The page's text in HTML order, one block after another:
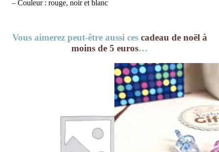
– Couleur : rouge, noir et blanc
Vous aimerez peut-être aussi ces cadeau de noël à
moins de 5 euros…